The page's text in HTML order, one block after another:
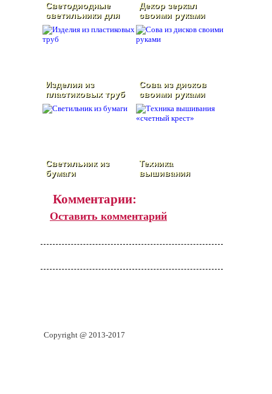
Светодиодные
светильники для
вязальной
промышленности:
освещение
Декор зеркал
своими руками
Изделия из
пластиковых труб
Сова из дисков
своими руками
Светильник из
бумаги
Техника
вышивания
Комментарии:
Оставить комментарий
Copyright @ 2013-2017